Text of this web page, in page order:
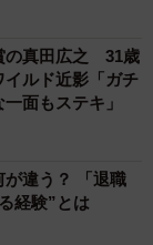
の真田広之 31歳
ルド近影「ガチ
面もステキ」
違う？ 「退職
経験”とは